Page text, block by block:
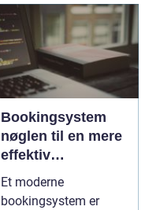
Bookingsystem
nøglen til en mere
effektiv
klinikhverdag
Et moderne
bookingsystem er